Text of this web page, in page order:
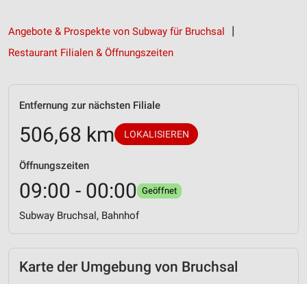
Angebote & Prospekte von Subway für Bruchsal
Restaurant Filialen & Öffnungszeiten
Entfernung zur nächsten Filiale
506,68 km LOKALISIEREN
Öffnungszeiten
09:00 - 00:00 Geöffnet
Subway Bruchsal, Bahnhof
Karte der Umgebung von Bruchsal